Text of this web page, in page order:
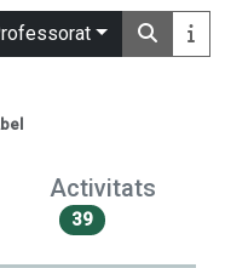
Activitats
39